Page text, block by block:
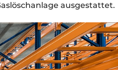
ausgestattet.